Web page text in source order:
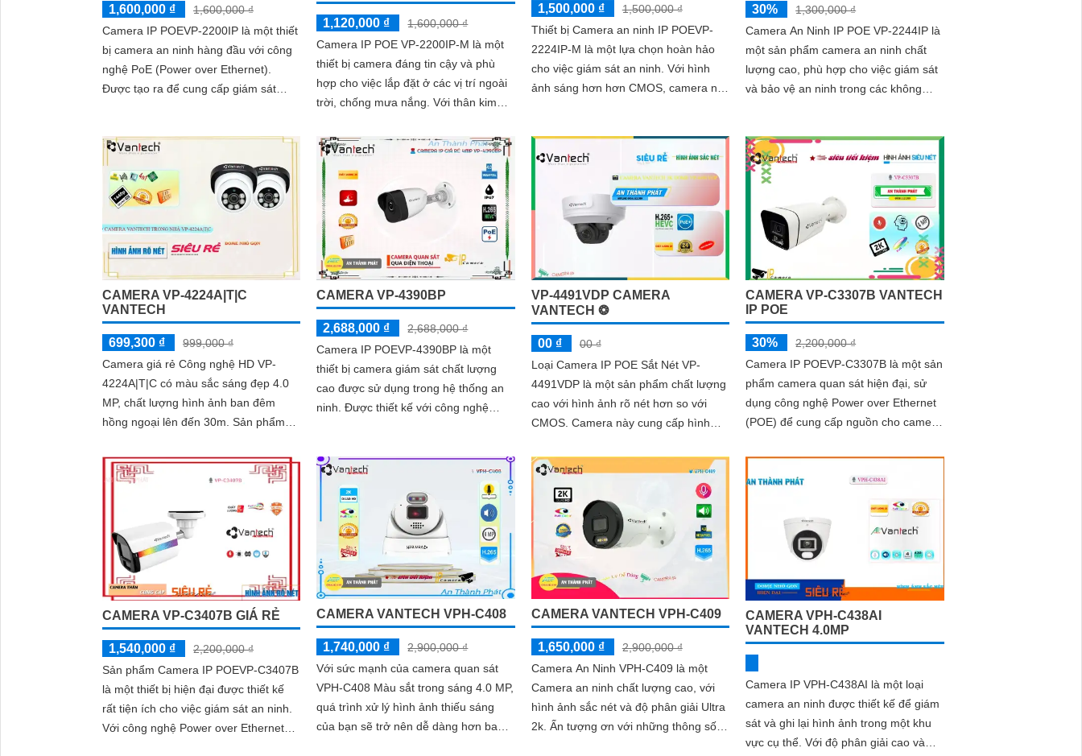
1,600,000 ₫
1,600,000 ₫
Camera IP POEVP-2200IP là một thiết
bị camera an ninh hàng đầu với công
nghệ PoE (Power over Ethernet).
Được tạo ra để cung cấp giám sát
1,120,000 ₫
1,600,000 ₫
Camera IP POE VP-2200IP-M là một
thiết bị camera đáng tin cậy và phù
hợp cho việc lắp đặt ở các vị trí ngoài
trời, chống mưa nắng. Với thân kim
ổn định trong mọi điều kiện thời tiết
1,500,000 ₫
1,500,000 ₫
Thiết bị Camera an ninh IP POEVP-
2224IP-M là một lựa chọn hoàn hảo
cho việc giám sát an ninh. Với hình
ảnh sáng hơn hơn CMOS, camera này
30%
1,300,000 ₫
Camera An Ninh IP POE VP-2244IP là
một sản phẩm camera an ninh chất
lượng cao, phù hợp cho việc giám sát
và bảo vệ an ninh trong các không
CAMERA VP-4224A|T|C
VANTECH
699,300 ₫
999,000 ₫
Camera giá rẻ Công nghệ HD VP-
4224A|T|C có màu sắc sáng đẹp 4.0
MP, chất lượng hình ảnh ban đêm
hồng ngoại lên đến 30m. Sản phẩm
với khả năng...
CAMERA VP-4390BP
2,688,000 ₫
2,688,000 ₫
Camera IP POEVP-4390BP là một
thiết bị camera giám sát chất lượng
cao được sử dụng trong hệ thống an
ninh. Được thiết kế với công nghệ
nét mà còn dễ dàng lắp đặt và kết nối
VP-4491VDP CAMERA
VANTECH ❂
00 ₫
00 ₫
Loại Camera IP POE Sắt Nét VP-
4491VDP là một sản phẩm chất lượng
cao với hình ảnh rõ nét hơn so với
CMOS. Camera này cung cấp hình
dõi qua mạng LAN hoặc Internet
CAMERA VP-C3307B VANTECH
IP POE
30%
2,200,000 ₫
Camera IP POEVP-C3307B là một sản
phẩm camera quan sát hiện đại, sử
dụng công nghệ Power over Ethernet
(POE) để cung cấp nguồn cho camera
cáp...
CAMERA VP-C3407B GIÁ RẺ
1,540,000 ₫
2,200,000 ₫
Sản phẩm Camera IP POEVP-C3407B
là một thiết bị hiện đại được thiết kế
rất tiện ích cho việc giám sát an ninh.
Với công nghệ Power over Ethernet
CAMERA VANTECH VPH-C408
1,740,000 ₫
2,900,000 ₫
Với sức mạnh của camera quan sát
VPH-C408 Màu sắt trong sáng 4.0 MP,
quá trình xử lý hình ảnh thiếu sáng
của bạn sẽ trở nên dễ dàng hơn bao
CAMERA VANTECH VPH-C409
1,650,000 ₫
2,900,000 ₫
Camera An Ninh VPH-C409 là một
Camera an ninh chất lượng cao, với
hình ảnh sắc nét và độ phân giải Ultra
2k. Ấn tượng ơn với những thông số là
CAMERA VPH-C438AI
VANTECH 4.0MP
Camera IP VPH-C438AI là một loại
camera an ninh được thiết kế để giám
sát và ghi lại hình ảnh trong một khu
vực cụ thể. Với độ phân giải cao và